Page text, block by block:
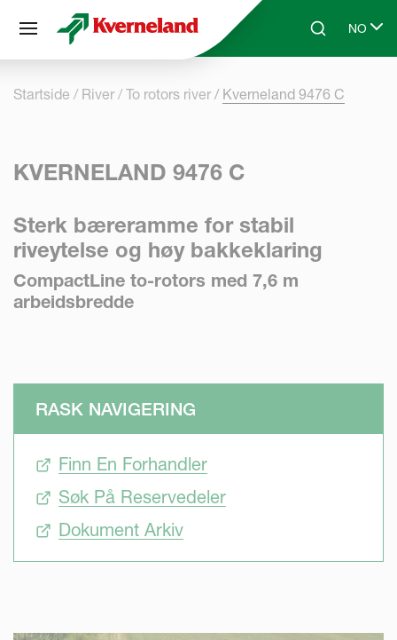
Skip to main contentSearchNO
Select
Startside River To rotors river Kverneland 9476 C
KVERNELAND 9476 C
Sterk bæreramme for stabil
riveytelse og høy bakkeklaring
CompactLine to-rotors med 7,6 m
arbeidsbredde
RASK NAVIGERING
Finn En Forhandler
Søk På Reservedeler
Dokument Arkiv
Panel for informasjonskapsler